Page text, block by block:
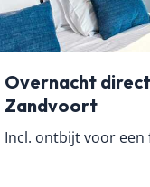
Overnacht
Zandvoort
Incl. ontbijt voor een